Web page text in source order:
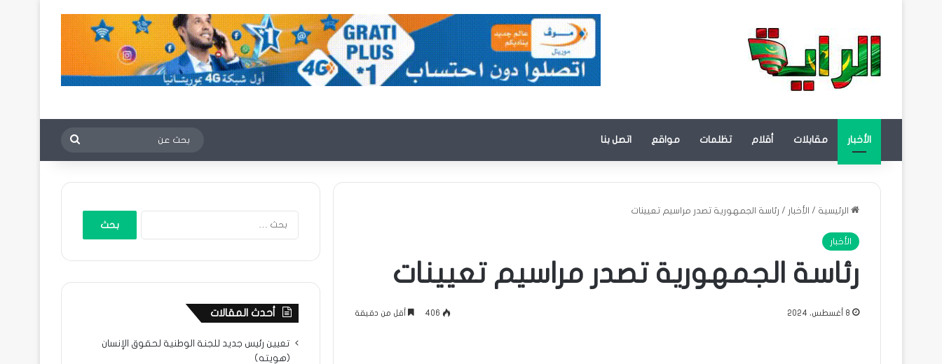
الأخبار مقابلات أقلام تظلمات مواقع اتصل بنا بحث
عن
الرئيسية / الأخبار / رئاسة الجمهورية تصدر مراسيم تعيينات
الأخبار
رئاسة الجمهورية تصدر مراسيم تعيينات
8 أغسطس، 2024 406 أقل من دقيقة أحدث المقالات
تعيين رئيس جديد للجنة الوطنية لحقوق الإنسان
(هويته)